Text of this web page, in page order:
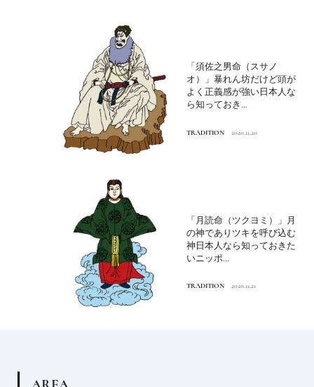
「須佐之男命（スサノ
オ）」暴れん坊だけど頭が
よく正義感が強い日本人な
ら知っておき...
TRADITION 2020.11.20
「月読命（ツクヨミ）」月
の神でありツキを呼び込む
神日本人なら知っておきた
いニッポ...
TRADITION 2020.11.21